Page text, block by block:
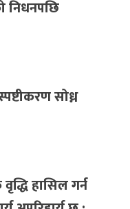
निधनपछि
सोध्न
हासिल गर्न